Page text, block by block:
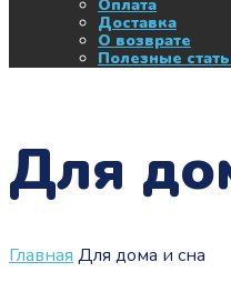
Оплата
Доставка
О возврате
Полезные
Для
Главная Для дома и сна